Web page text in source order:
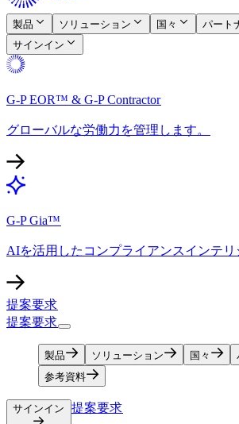
製品​​ ソリューション​​ 国々​​ パート
サインイン​​
G-P EOR™ & G-P Contractor​​
グローバルな労働力を管理します。​​
G-P Gia™​​
AIを活用したコンプライアンスインテリ
提案要求​​
提案要求​​
製品​​ ソリューション​​ 国々​​
参考資料​​
サインイン​​ 提案要求​​